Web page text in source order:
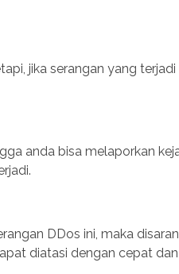
jika serangan yang terjadi
anda bisa melaporkan
DDos ini, maka
diatasi dengan cepat